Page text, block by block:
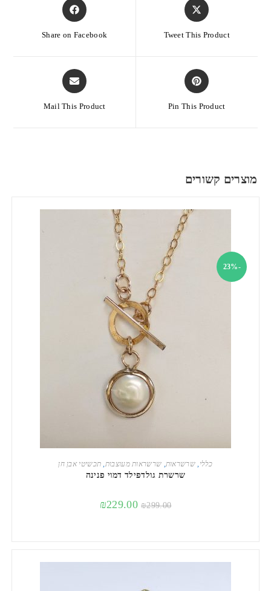
Tweet This Product
Share on Facebook
Pin This Product
Mail This Product
מוצרים קשורים
-23%
הוספה לסל כללי,שרשראות, שרשראות מעוצבות, תכשיטי אבן חן
שרשרת גולדפילד דמוי פנינה
₪299.00
₪229.00